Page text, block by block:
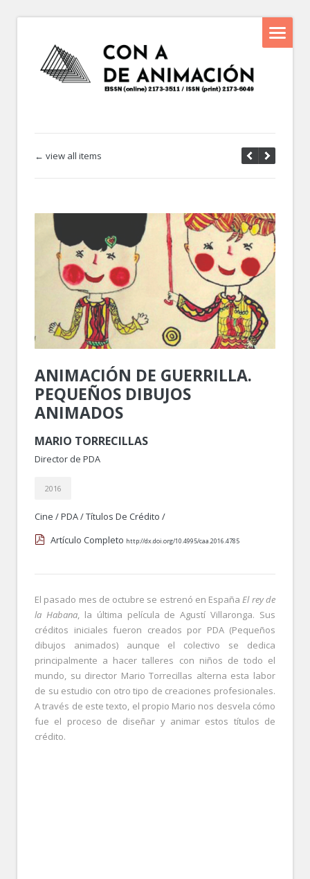
← view all items
ANIMACIÓN DE GUERRILLA.
PEQUEÑOS DIBUJOS
ANIMADOS
MARIO TORRECILLAS
Director de PDA
2016
Cine /PDA/Títulos De Crédito /
Artículo Completo http://dx.doi.org/10.4995/caa.2016.4785
El pasado mes de octubre se estrenó en EspañaEl rey de
la Habana, la última película de Agustí Villaronga. Sus
créditos iniciales fueron creados por PDA (Pequeños
dibujos animados) aunque el colectivo se dedica
principalmente a hacer talleres con niños de todo el
mundo, su director Mario Torrecillas alterna esta labor
de su estudio con otro tipo de creaciones profesionales.
A través de este texto, el propio Mario nos desvela cómo
fue el proceso de diseñar y animar estos títulos de
crédito.